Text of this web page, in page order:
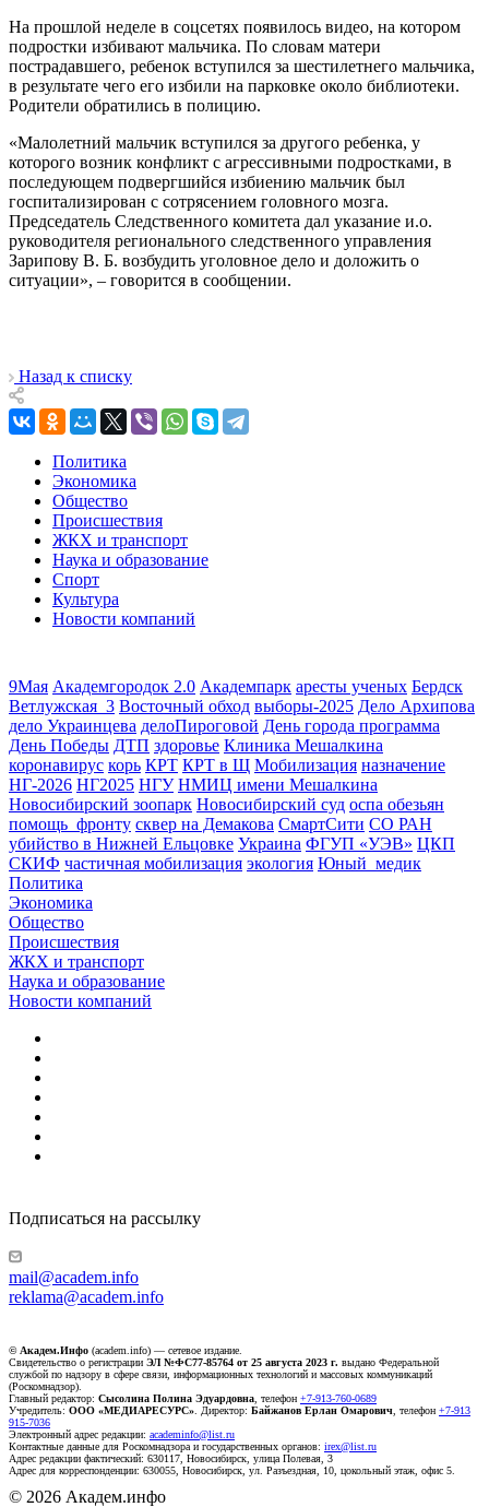
На прошлой неделе в соцсетях появилось видео, на котором
подростки избивают мальчика. По словам матери
пострадавшего, ребенок вступился за шестилетнего мальчика,
в результате чего его избили на парковке около библиотеки.
Родители обратились в полицию.
«Малолетний мальчик вступился за другого ребенка, у
которого возник конфликт с агрессивными подростками, в
последующем подвергшийся избиению мальчик был
госпитализирован с сотрясением головного мозга.
Председатель Следственного комитета дал указание и.о.
руководителя регионального следственного управления
Зарипову В. Б. возбудить уголовное дело и доложить о
ситуации», – говорится в сообщении.
Назад к списку
Политика
Экономика
Общество
Происшествия
ЖКХ и транспорт
Наука и образование
Спорт
Культура
Новости компаний
9Мая Академгородок 2.0 Академпарк аресты ученых Бердск
Ветлужская_3 Восточный обход выборы-2025 Дело Архипова
дело Украинцева делоПироговой День города программа
День Победы ДТП здоровье Клиника Мешалкина
коронавирус корь КРТ КРТ в Щ Мобилизация назначение
НГ-2026 НГ2025 НГУ НМИЦ имени Мешалкина
Новосибирский зоопарк Новосибирский суд оспа обезьян
помощь_фронту сквер на Демакова СмартСити СО РАН
убийство в Нижней Ельцовке Украина ФГУП «УЭВ» ЦКП
СКИФ частичная мобилизация экология Юный_медик
Политика
Экономика
Общество
Происшествия
ЖКХ и транспорт
Наука и образование
Новости компаний
Подписаться на рассылку
mail@academ.info
reklama@academ.info
© Академ.Инфо (academ.info) — сетевое издание.
Свидетельство о регистрации ЭЛ №ФС77-85764 от 25 августа 2023 г. выдано Федеральной
службой по надзору в сфере связи, информационных технологий и массовых коммуникаций
(Роскомнадзор).
Главный редактор: Сысолина Полина Эдуардовна , телефон +7-913-760-0689
Учредитель: ООО «МЕДИАРЕСУРС» . Директор: Байжанов Ерлан Омарович , телефон +7-913
915-7036
Электронный адрес редакции: academinfo@list.ru
Контактные данные для Роскомнадзора и государственных органов: irex@list.ru
Адрес редакции фактический: 630117, Новосибирск, улица Полевая, 3
Адрес для корреспонденции: 630055, Новосибирск, ул. Разъездная, 10, цокольный этаж, офис 5.
© 2026 Академ.инфо